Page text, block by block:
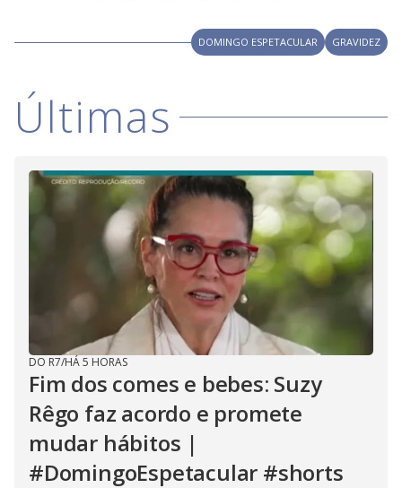
DOMINGO ESPETACULAR GRAVIDEZ
Últimas
DO R7/HÁ 5 HORAS
Fim dos comes e bebes: Suzy
Rêgo faz acordo e promete
mudar hábitos |
#DomingoEspetacular #shorts